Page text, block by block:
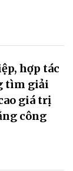
hợp tác
tìm giải
giá trị
công